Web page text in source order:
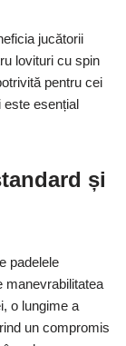
jucătorii
lovituri cu spin
pentru cei
este esențial
și
padelele
manevrabilitatea
o lungime a
un compromis